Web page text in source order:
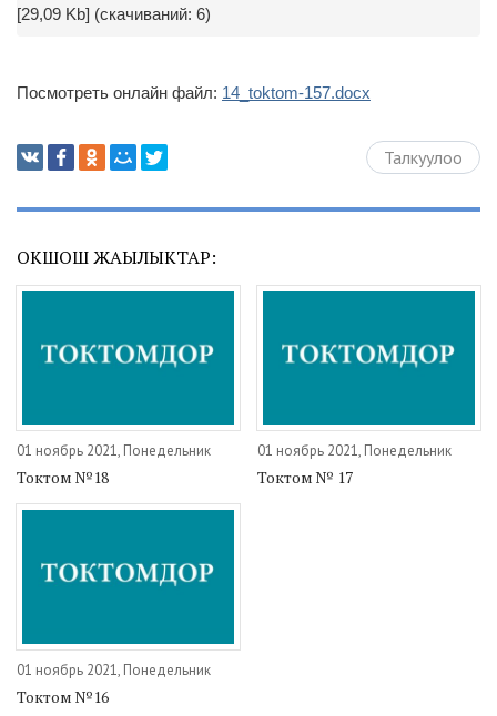
[29,09 Kb] (cкачиваний: 6)
Посмотреть онлайн файл: 14_toktom-157.docx
Талкуулоо
ОКШОШ ЖАҢЫЛЫКТАР:
01 ноябрь 2021, Понедельник
Токтом №18
01 ноябрь 2021, Понедельник
Токтом № 17
01 ноябрь 2021, Понедельник
Токтом №16